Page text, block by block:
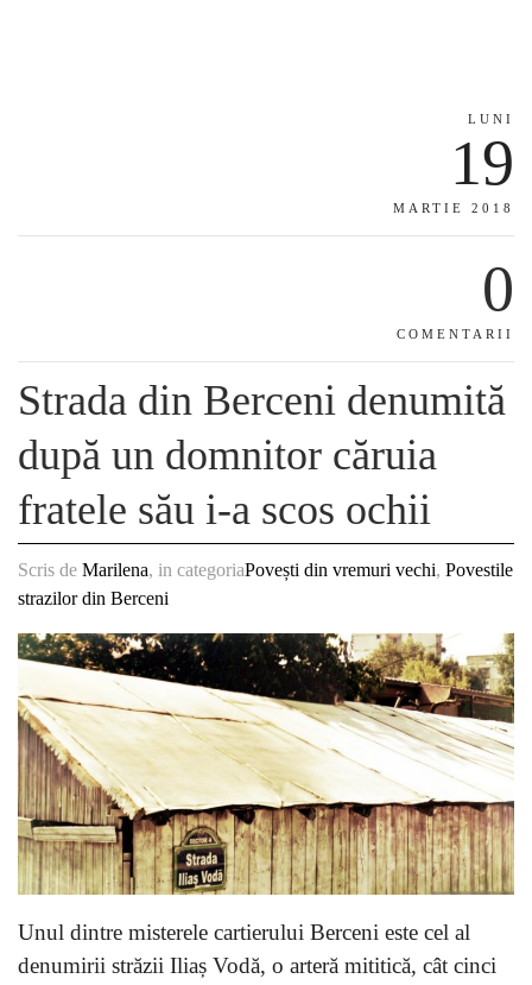
LUNI
19
MARTIE 2018
0
COMENTARII
Strada din Berceni denumită
după un domnitor căruia
fratele său i-a scos ochii
Scris de Marilena, in categoriaPovești din vremuri vechi, Povestile
strazilor din Berceni
Unul dintre misterele cartierului Berceni este cel al
denumirii străzii Iliaș Vodă, o arteră mititică, cât cinci